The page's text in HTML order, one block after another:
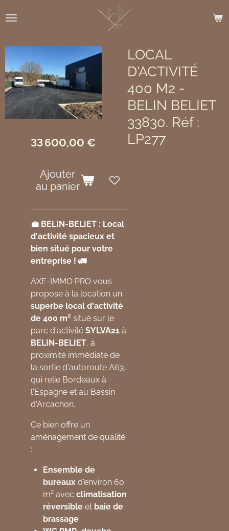
au
principal
LOCAL
D'ACTIVITÉ
400 M2 -
BELIN BELIET
33830. Réf :
LP277
33 600,00 €
Ajouter
au panier
💼 BELIN-BELIET : Local
d'activité spacieux et
bien situé pour votre
entreprise ! 🚛
AXE-IMMO PRO vous
propose à la location un
superbe local d'activité
de 400 m² situé sur le
parc d'activité SYLVA21 à
BELIN-BELIET, à
proximité immédiate de
la sortie d'autoroute A63,
qui relie Bordeaux à
l'Espagne et au Bassin
d'Arcachon.
Ce bien offre un
aménagement de qualité
:
Ensemble de
bureaux d'environ 60
m² avec climatisation
réversible et baie de
brassage